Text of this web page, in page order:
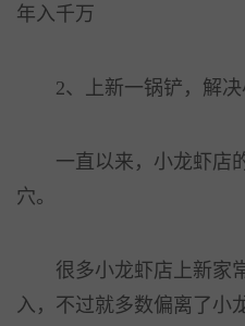
年入千万
2、上新一锅铲，解决
一直以来，小龙虾店的
穴。
很多小龙虾店上新家
入，不过就多数偏离了小